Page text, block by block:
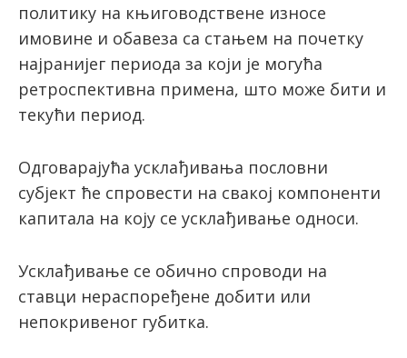
политику на књиговодствене износе
имовине и обавеза са стањем на почетку
најранијег периода за који је могућа
ретроспективна примена, што може бити и
текући период.
Одговарајућа усклађивања пословни
субјект ће спровести на свакој компоненти
капитала на коју се усклађивање односи.
Усклађивање се обично спроводи на
ставци нераспоређене добити или
непокривеног губитка.